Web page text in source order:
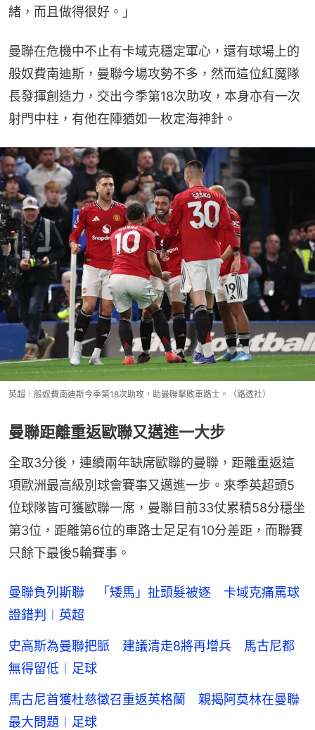
緒，而且做得很好。」
曼聯在危機中不止有卡域克穩定軍心，還有球場上的
般奴費南迪斯，曼聯今場攻勢不多，然而這位紅魔隊
長發揮創造力，交出今季第18次助攻，本身亦有一次
射門中柱，有他在陣猶如一枚定海神針。
英超︱般奴費南迪斯今季第18次助攻，助曼聯擊敗車路士。（路透社）
曼聯距離重返歐聯又邁進一大步
全取3分後，連續兩年缺席歐聯的曼聯，距離重返這
項歐洲最高級別球會賽事又邁進一步。來季英超頭5
位球隊皆可獲歐聯一席，曼聯目前33仗累積58分穩坐
第3位，距離第6位的車路士足足有10分差距，而聯賽
只餘下最後5輪賽事。
曼聯負列斯聯 「矮馬」扯頭髮被逐 卡域克痛罵球
證錯判︱英超
史高斯為曼聯把脈 建議清走8將再增兵 馬古尼都
無得留低︱足球
馬古尼首獲杜慈徵召重返英格蘭 親揭阿莫林在曼聯
最大問題︱足球